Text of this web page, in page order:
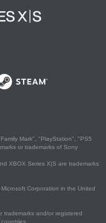
Mark", "PlayStation", "PS5
or trademarks of Sony
XBOX Series X|S are trademarks
Corporation in the United
trademarks and/or registered